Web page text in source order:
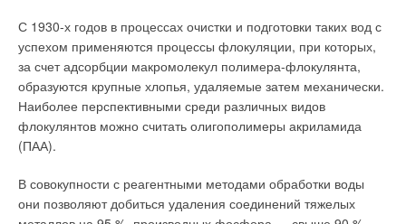
С 1930-х годов в процессах очистки и подготовки таких вод с
успехом применяются процессы флокуляции, при которых,
за счет адсорбции макромолекул полимера-флокулянта,
образуются крупные хлопья, удаляемые затем механически.
Наиболее перспективными среди различных видов
флокулянтов можно считать олигополимеры акриламида
(ПАА).
В совокупности с реагентными методами обработки воды
они позволяют добиться удаления соединений тяжелых
теплообменников в основных горячей и холодной средах
позволяют соответственно упростить зависимости (13)–(17).
При распределении поверхностей теплообмена по варианту
А зависимости принимают вид:
При распределении поверхностей теплообмена по варианту
❏ для теплообменника в горячей среде:
Норматив — эта средняя
величина
энергопотребления,
определенная для
конкретной местности.
Однако эта средняя
величина является
целью покрытия
неравномерности
европейские страны
Приборный учет тепла в
квартире представляется
возможным лишь в случае
горизонтальной разводки
устанавливается
классический счетчик тепла